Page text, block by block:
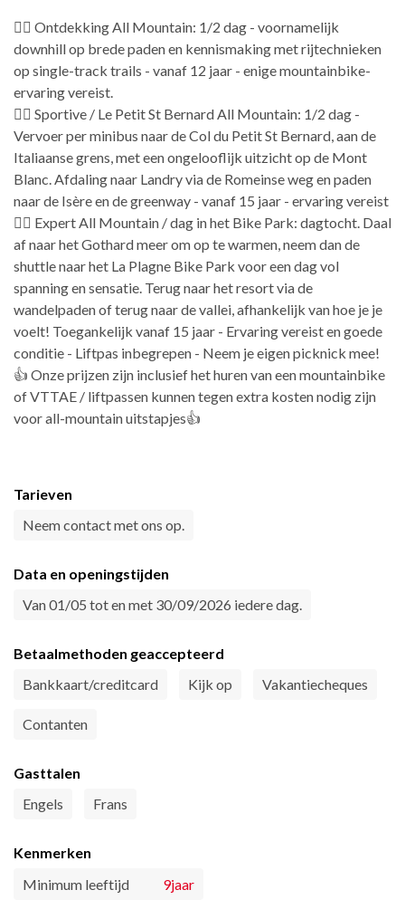
🚵‍♂️ Ontdekking All Mountain: 1/2 dag - voornamelijk
downhill op brede paden en kennismaking met rijtechnieken
op single-track trails - vanaf 12 jaar - enige mountainbike-
ervaring vereist.
🚵‍♂️ Sportive / Le Petit St Bernard All Mountain: 1/2 dag -
Vervoer per minibus naar de Col du Petit St Bernard, aan de
Italiaanse grens, met een ongelooflijk uitzicht op de Mont
Blanc. Afdaling naar Landry via de Romeinse weg en paden
naar de Isère en de greenway - vanaf 15 jaar - ervaring vereist
🚵‍♂️ Expert All Mountain / dag in het Bike Park: dagtocht. Daal
af naar het Gothard meer om op te warmen, neem dan de
shuttle naar het La Plagne Bike Park voor een dag vol
spanning en sensatie. Terug naar het resort via de
wandelpaden of terug naar de vallei, afhankelijk van hoe je je
voelt! Toegankelijk vanaf 15 jaar - Ervaring vereist en goede
conditie - Liftpas inbegrepen - Neem je eigen picknick mee!
👍 Onze prijzen zijn inclusief het huren van een mountainbike
of VTTAE / liftpassen kunnen tegen extra kosten nodig zijn
voor all-mountain uitstapjes👍
Tarieven
Neem contact met ons op.
Data en openingstijden
Van 01/05 tot en met 30/09/2026 iedere dag.
Betaalmethoden geaccepteerd
Bankkaart/creditcard
Kijk op Vakantiecheques
Contanten
Gasttalen
Engels
Frans
Kenmerken
Minimum leeftijd
9jaar